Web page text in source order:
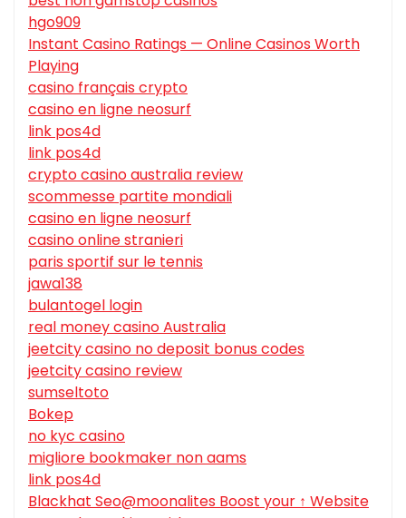
hgo909
Instant Casino Ratings — Online Casinos Worth
Playing
casino français crypto
casino en ligne neosurf
link pos4d
link pos4d
crypto casino australia review
scommesse partite mondiali
casino en ligne neosurf
casino online stranieri
paris sportif sur le tennis
jawa138
bulantogel login
real money casino Australia
jeetcity casino no deposit bonus codes
jeetcity casino review
sumseltoto
Bokep
no kyc casino
migliore bookmaker non aams
link pos4d
Blackhat Seo@moonalites Boost your ↑ Website